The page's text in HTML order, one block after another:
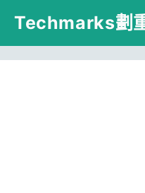
跳
主
Techmarks劃